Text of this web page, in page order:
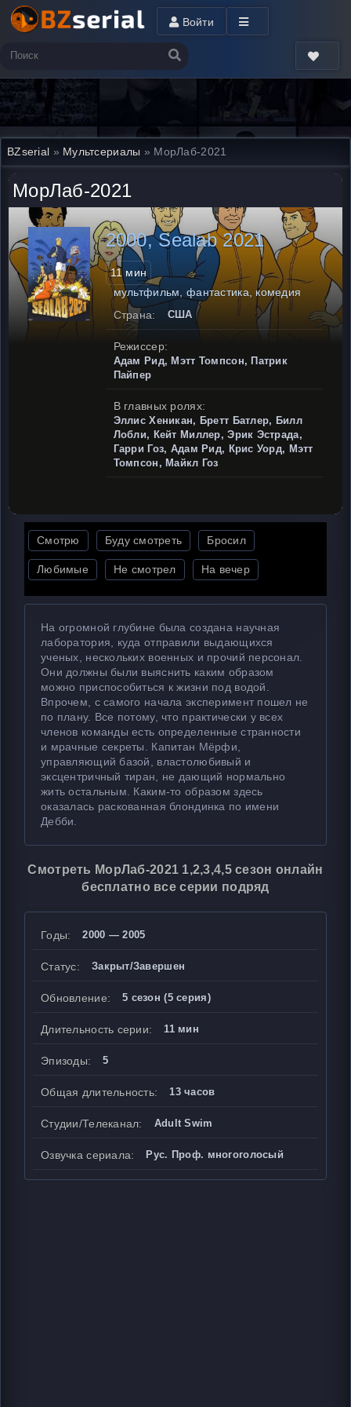
Войти
BZserial » Мультсериалы » МорЛаб-2021
МорЛаб-2021
2000, Sealab 2021
11 мин
мультфильм, фантастика, комедия
Страна:
США
Режиссер:
Адам Рид, Мэтт Томпсон, Патрик
Пайпер
В главных ролях:
Эллис Хеникан, Бретт Батлер, Билл
Лобли, Кейт Миллер, Эрик Эстрада,
Гарри Гоз, Адам Рид, Крис Уорд, Мэтт
Томпсон, Майкл Гоз
Смотрю Буду смотреть Бросил
Любимые Не смотрел На вечер
На огромной глубине была создана научная
лаборатория, куда отправили выдающихся
ученых, нескольких военных и прочий персонал.
Они должны были выяснить каким образом
можно приспособиться к жизни под водой.
Впрочем, с самого начала эксперимент пошел не
по плану. Все потому, что практически у всех
членов команды есть определенные странности
и мрачные секреты. Капитан Мёрфи,
управляющий базой, властолюбивый и
эксцентричный тиран, не дающий нормально
жить остальным. Каким-то образом здесь
оказалась раскованная блондинка по имени
Дебби.
Смотреть МорЛаб-2021 1,2,3,4,5 сезон онлайн
бесплатно все серии подряд
Годы: 2000 — 2005
Статус: Закрыт/Завершен
Обновление: 5 сезон (5 серия)
Длительность серии: 11 мин
Эпизоды: 5
Общая длительность: 13 часов
Студии/Телеканал: Adult Swim
Озвучка сериала: Рус. Проф. многоголосый